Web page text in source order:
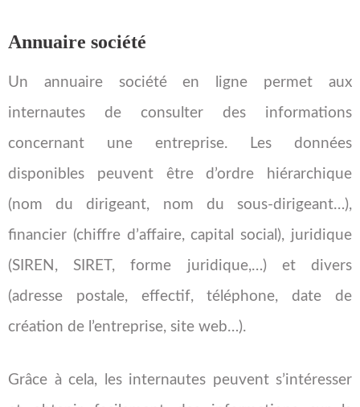
Annuaire société
Un annuaire société en ligne permet aux
internautes de consulter des informations
concernant une entreprise. Les données
disponibles peuvent être d’ordre hiérarchique
(nom du dirigeant, nom du sous-dirigeant…),
financier (chiffre d’affaire, capital social), juridique
(SIREN, SIRET, forme juridique,…) et divers
(adresse postale, effectif, téléphone, date de
création de l’entreprise, site web…).
Grâce à cela, les internautes peuvent s’intéresser